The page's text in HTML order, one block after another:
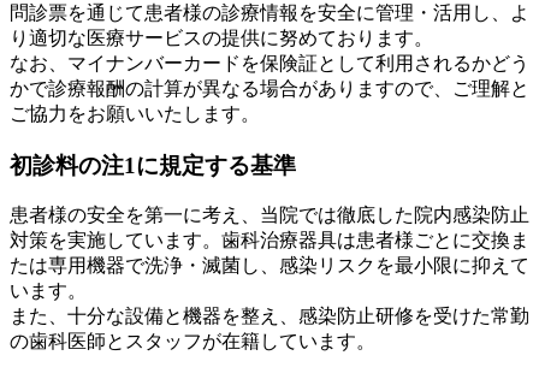
問診票を通じて患者様の診療情報を安全に管理・活用し、よ
り適切な医療サービスの提供に努めております。
なお、マイナンバーカードを保険証として利用されるかどう
かで診療報酬の計算が異なる場合がありますので、ご理解と
ご協力をお願いいたします。
初診料の注1に規定する基準
患者様の安全を第一に考え、当院では徹底した院内感染防止
対策を実施しています。歯科治療器具は患者様ごとに交換ま
たは専用機器で洗浄・滅菌し、感染リスクを最小限に抑えて
います。
また、十分な設備と機器を整え、感染防止研修を受けた常勤
の歯科医師とスタッフが在籍しています。